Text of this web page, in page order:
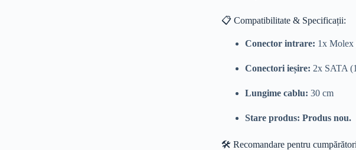
📋 Compatibilitate & Specificații:
Conector intrare: 1x Molex
Conectori ieșire: 2x SATA
Lungime cablu: 30 cm
Stare produs: Produs nou.
🛠️ Recomandare pentru